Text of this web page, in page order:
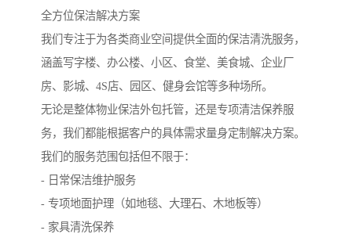
全方位保洁解决方案
我们专注于为各类商业空间提供全面的保洁清洗服务，
涵盖写字楼、办公楼、小区、食堂、美食城、企业厂
房、影城、4S店、园区、健身会馆等多种场所。
无论是整体物业保洁外包托管，还是专项清洁保养服
务，我们都能根据客户的具体需求量身定制解决方案。
我们的服务范围包括但不限于：
- 日常保洁维护服务
- 专项地面护理（如地毯、大理石、木地板等）
- 家具清洗保养